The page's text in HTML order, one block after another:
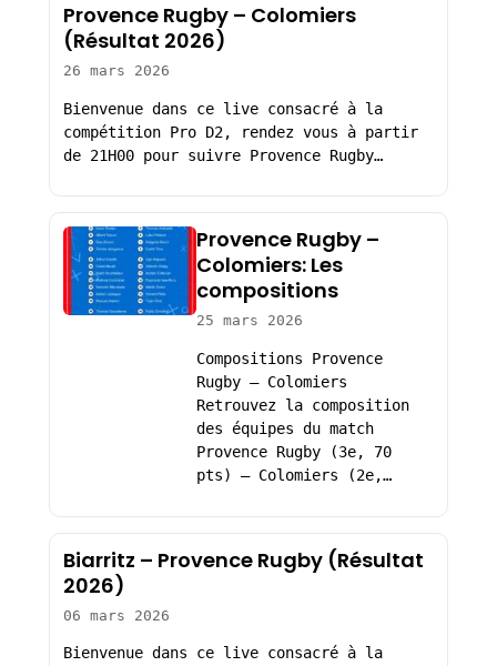
Provence Rugby – Colomiers
(Résultat 2026)
26 mars 2026
Bienvenue dans ce live consacré à la
compétition Pro D2, rendez vous à partir
de 21H00 pour suivre Provence Rugby…
Provence Rugby –
Colomiers: Les
compositions
25 mars 2026
Compositions Provence
Rugby – Colomiers
Retrouvez la composition
des équipes du match
Provence Rugby (3e, 70
pts) – Colomiers (2e,…
Biarritz – Provence Rugby (Résultat
2026)
06 mars 2026
Bienvenue dans ce live consacré à la